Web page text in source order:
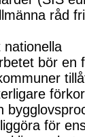
råd
nationella
bör en
för
för